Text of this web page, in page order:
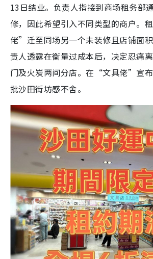
13日结业。负责人指接到商场租务部
修，因此希望引入不同类型的商户。
佬”迁至同场另一个未装修且店铺面
责人透露在衡量过成本后，决定忍痛
门及火炭两间分店。在“文具佬”宣
批沙田街坊感不舍。